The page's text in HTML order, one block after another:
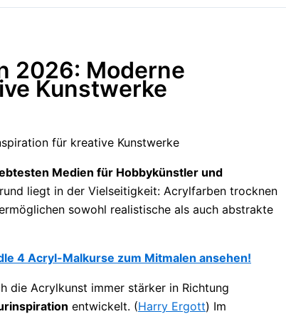
2026: Moderne
Kunstwerke
Medien für Hobbykünstler und
liegt in der Vielseitigkeit: Acrylfarben trocknen
sowohl realistische als auch abstrakte
4 Acryl-Malkurse zum Mitmalen ansehen!
die Acrylkunst immer stärker in Richtung
entwickelt. (Harry Ergott) Im